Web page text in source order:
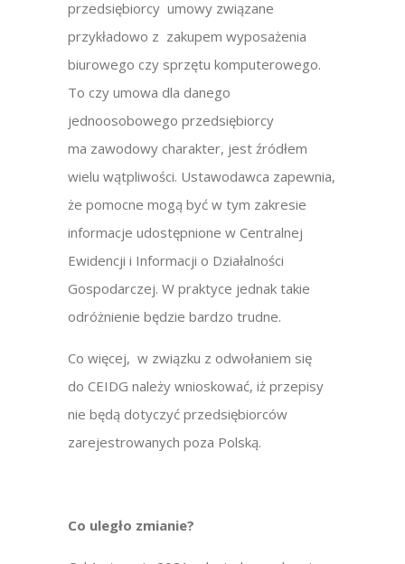
przedsiębiorcy umowy związane
przykładowo z zakupem wyposażenia
biurowego czy sprzętu komputerowego.
To czy umowa dla danego
jednoosobowego przedsiębiorcy
ma zawodowy charakter, jest źródłem
wielu wątpliwości. Ustawodawca zapewnia,
że pomocne mogą być w tym zakresie
informacje udostępnione w Centralnej
Ewidencji i Informacji o Działalności
Gospodarczej. W praktyce jednak takie
odróżnienie będzie bardzo trudne.
Co więcej, w związku z odwołaniem się
do CEIDG należy wnioskować, iż przepisy
nie będą dotyczyć przedsiębiorców
zarejestrowanych poza Polską.
Co uległo zmianie?